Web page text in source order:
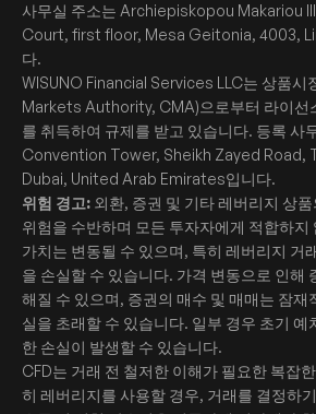
사무실 주소는 Archiepiskopou Makariou
Court, first floor, Mesa Geitonia, 4003,
다.
WISUNO Financial Services LLC는 상품
Markets Authority, CMA)으로부터 라이
를 취득하여 규제를 받고 있습니다. 등록 사
Convention Tower, Sheikh Zayed Road,
Dubai, United Arab Emirates입니다.
위험 경고: 외환, 증권 및 기타 레버리지 상
위험을 수반하며 모든 투자자에게 적합하지
가치는 변동될 수 있으며, 특히 레버리지 거
을 손실할 수 있습니다. 가격 변동으로 인해
해질 수 있으며, 증권의 매수 및 매매는 잠재
실을 초래할 수 있습니다. 일부 경우 초기 예
한 손실이 발생할 수 있습니다.
CFD는 거래 전 철저한 이해가 필요한 복잡
히 레버리지를 사용할 경우, 거래를 결정하